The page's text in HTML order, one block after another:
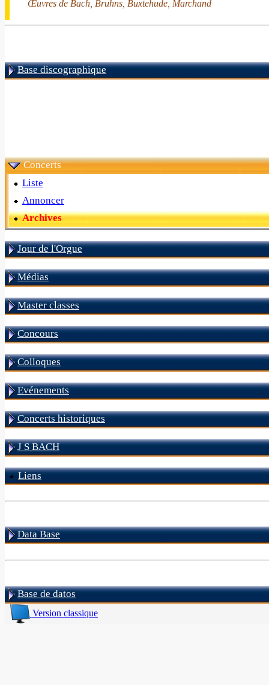
Œuvres de Bach, Bruhns, Buxtehude, Marchand
Base discographique
Concerts
Liste
Annoncer
Archives
Jour de l'Orgue
Médias
Master classes
Concours
Colloques
Evénements
Concerts historiques
J S BACH
Liens
Data Base
Base de datos
Version classique